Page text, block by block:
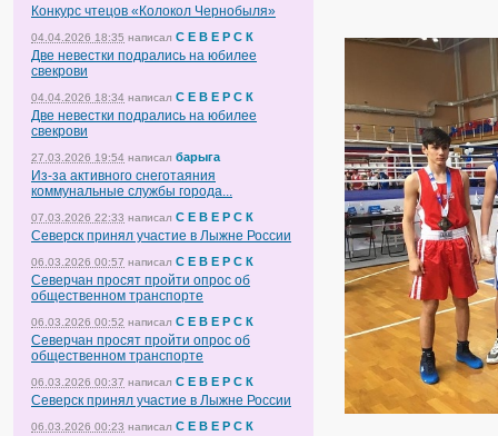
Конкурс чтецов «Колокол Чернобыля»
04.04.2026 18:35 написал С Е В Е Р С К
Две невестки подрались на юбилее
свекрови
04.04.2026 18:34 написал С Е В Е Р С К
Две невестки подрались на юбилее
свекрови
27.03.2026 19:54 написал барыга
Из-за активного снеготаяния
коммунальные службы города...
07.03.2026 22:33 написал С Е В Е Р С К
Северск принял участие в Лыжне России
06.03.2026 00:57 написал С Е В Е Р С К
Северчан просят пройти опрос об
общественном транспорте
06.03.2026 00:52 написал С Е В Е Р С К
Северчан просят пройти опрос об
общественном транспорте
06.03.2026 00:37 написал С Е В Е Р С К
Северск принял участие в Лыжне России
06.03.2026 00:23 написал С Е В Е Р С К